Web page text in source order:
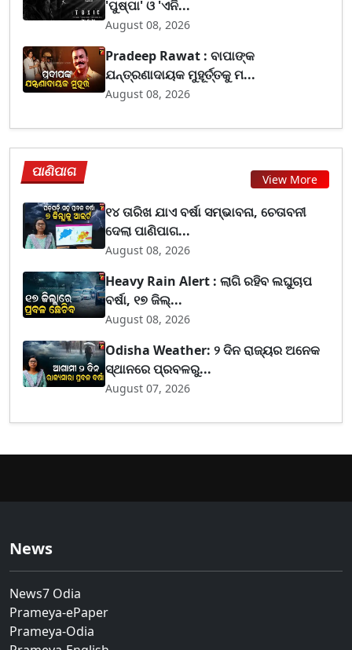
'ପୁଷ୍ପା' ଓ 'ଏନି...
August 08, 2026
Pradeep Rawat : ବାପାଙ୍କ
ଯନ୍ତ୍ରଣାଦାୟକ ମୁହୂର୍ତ୍ତକୁ ମ...
August 08, 2026
ପାଣିପାଗ View More
୧୪ ତାରିଖ ଯାଏ ବର୍ଷା ସମ୍ଭାବନା, ଚେତାବନୀ
ଦେଲା ପାଣିପାଗ...
August 08, 2026
Heavy Rain Alert : ଲାଗି ରହିବ ଲଘୁଚାପ
ବର୍ଷା, ୧୭ ଜିଲ୍...
August 08, 2026
Odisha Weather: ୨ ଦିନ ରାଜ୍ୟର ଅନେକ
ସ୍ଥାନରେ ପ୍ରବଳରୁ...
August 07, 2026
News
News7 Odia
Prameya-ePaper
Prameya-Odia